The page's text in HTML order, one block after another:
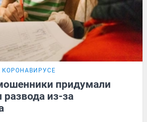
КОРОНАВИРУСЕ
придумали
из-за